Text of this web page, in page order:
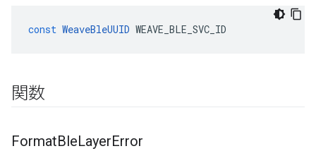
const WeaveBleUUID WEAVE_BLE_SVC_ID
関数
FormatBleLayerError